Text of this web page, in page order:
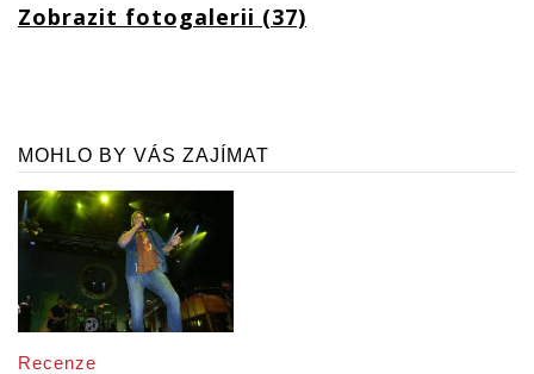
Zobrazit fotogalerii (37)
MOHLO BY VÁS ZAJÍMAT
Recenze